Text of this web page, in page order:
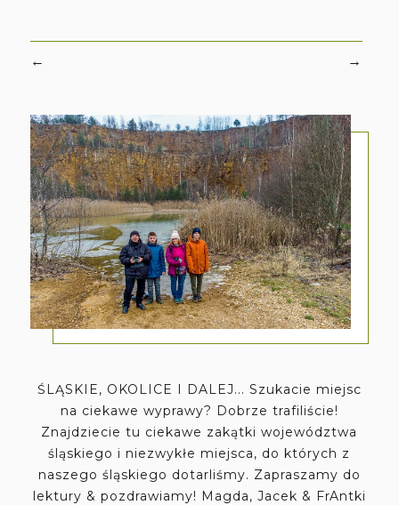
← →
ŚLĄSKIE, OKOLICE I DALEJ... Szukacie miejsc
na ciekawe wyprawy? Dobrze trafiliście!
Znajdziecie tu ciekawe zakątki województwa
śląskiego i niezwykłe miejsca, do których z
naszego śląskiego dotarliśmy. Zapraszamy do
lektury & pozdrawiamy! Magda, Jacek & FrAntki